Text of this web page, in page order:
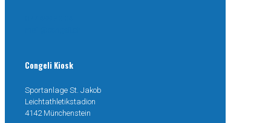
Congeli Kiosk
Sportanlage St. Jakob
Leichtathletikstadion
4142 Münchenstein